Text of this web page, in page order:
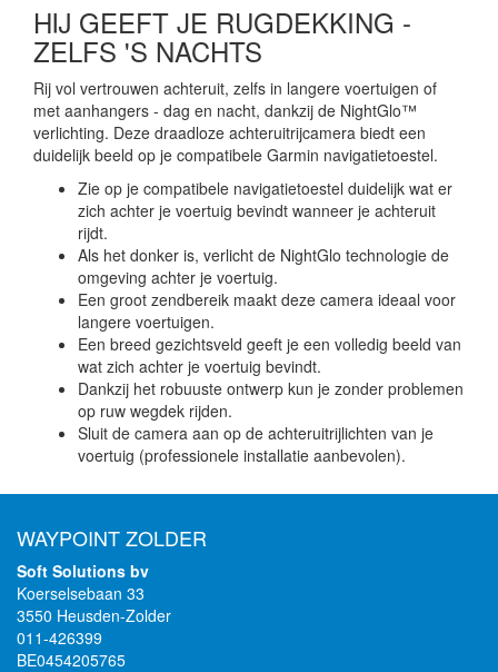
HIJ GEEFT JE RUGDEKKING -
ZELFS 'S NACHTS
Rij vol vertrouwen achteruit, zelfs in langere voertuigen of
met aanhangers - dag en nacht, dankzij de NightGlo™
verlichting. Deze draadloze achteruitrijcamera biedt een
duidelijk beeld op je compatibele Garmin navigatietoestel.
Zie op je compatibele navigatietoestel duidelijk wat er
zich achter je voertuig bevindt wanneer je achteruit
rijdt.
Als het donker is, verlicht de NightGlo technologie de
omgeving achter je voertuig.
Een groot zendbereik maakt deze camera ideaal voor
langere voertuigen.
Een breed gezichtsveld geeft je een volledig beeld van
wat zich achter je voertuig bevindt.
Dankzij het robuuste ontwerp kun je zonder problemen
op ruw wegdek rijden.
Sluit de camera aan op de achteruitrijlichten van je
voertuig (professionele installatie aanbevolen).
WAYPOINT ZOLDER
Soft Solutions bv
Koerselsebaan 33
3550 Heusden-Zolder
011-426399
BE0454205765